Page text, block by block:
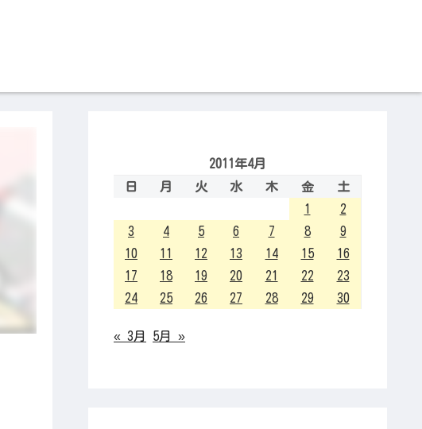
2011年4月
日
月 火 水 木 金
土
1
2
3
4 5 6 7 8
9
10
11 12 13 14 15
16
17
18 19 20 21 22
23
24
25 26 27 28 29 30
« 3月 5月 »